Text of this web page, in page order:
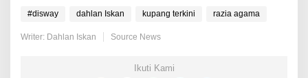
#disway dahlan Iskan kupang terkini razia agama
Writer: Dahlan Iskan Source News
Ikuti Kami